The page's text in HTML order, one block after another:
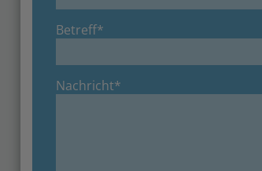
Betreff*
Nachricht*